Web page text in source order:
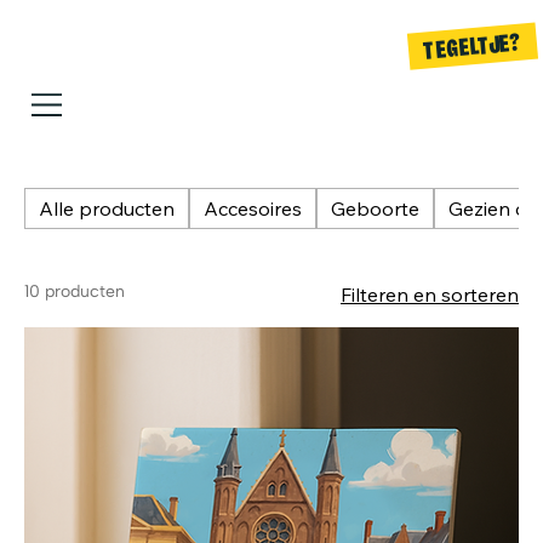
TEGELTJE?
Alle producten Accesoires Geboorte Gezien
10 producten Filteren en sorteren